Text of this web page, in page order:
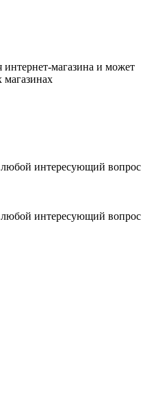
интернет-магазина и может
магазинах
интересующий вопрос
интересующий вопрос